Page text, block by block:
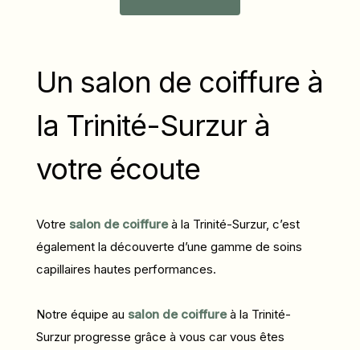
Un salon de coiffure à
la Trinité-Surzur à
votre écoute
Votre salon de coiffureà la Trinité-Surzur, c’est
également la découverte d’une gamme de soins
capillaires hautes performances.
Notre équipe au salon de coiffureà la Trinité-
Surzur progresse grâce à vous car vous êtes